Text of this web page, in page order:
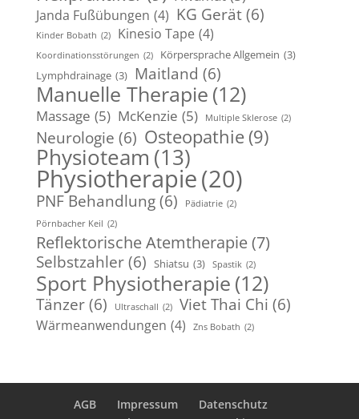
Janda Fußübungen (4) KG Gerät (6)
Kinder Bobath (2) Kinesio Tape (4)
Koordinationsstörungen (2) Körpersprache Allgemein (3)
Lymphdrainage (3) Maitland (6)
Manuelle Therapie (12)
Massage (5) McKenzie (5) Multiple Sklerose (2)
Neurologie (6) Osteopathie (9)
Physioteam (13)
Physiotherapie(20)
PNF Behandlung (6) Pädiatrie (2)
Pörnbacher Keil (2)
Reflektorische Atemtherapie(7)
Selbstzahler (6) Shiatsu (3) Spastik (2)
Sport Physiotherapie (12)
Tänzer (6) Ultraschall (2) Viet Thai Chi (6)
Wärmeanwendungen (4) Zns Bobath (2)
AGB Impressum
Datenschutz